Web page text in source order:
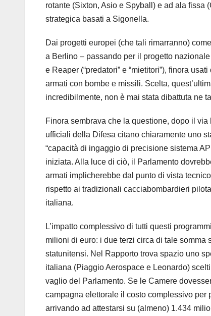
rotante (Sixton, Asio e Spyball) e ad ala
strategica basati a Sigonella.
Dai progetti europei (che tali rimarranno)
a Berlino – passando per il progetto
e Reaper (“predatori” e “mietitori”), finora
armati con bombe e missili. Scelta,
incredibilmente, non è mai stata dibattuta ne
Finora sembrava che la questione, dopo il
ufficiali della Difesa citano chiaramente uno
“capacità di ingaggio di precisione sistema
iniziata. Alla luce di ciò, il Parlamento
armati implicherebbe dal punto di vista
rispetto ai tradizionali cacciabombardieri
italiana.
L’impatto complessivo di tutti questi
milioni di euro: i due terzi circa di tale somma
statunitensi. Nel Rapporto trova spazio uno
italiana (Piaggio Aerospace e Leonardo)
vaglio del Parlamento. Se le Camere
campagna elettorale il costo complessivo
arrivando ad attestarsi su (almeno) 1.434